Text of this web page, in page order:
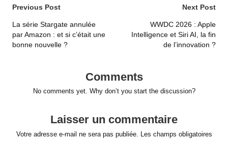
Post
navigation
Previous Post
La série Stargate annulée
par Amazon : et si c’était une
bonne nouvelle ?
Next Post
WWDC 2026 : Apple
Intelligence et Siri AI, la fin
de l’innovation ?
Comments
No comments yet. Why don’t you start the discussion?
Laisser un commentaire
Votre adresse e-mail ne sera pas publiée. Les champs obligatoires